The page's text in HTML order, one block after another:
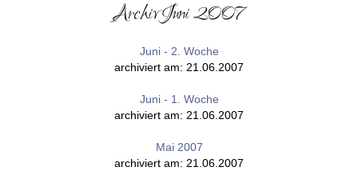
Archiv Juni 2007
Juni - 2. Woche
archiviert am: 21.06.2007
Juni - 1. Woche
archiviert am: 21.06.2007
Mai 2007
archiviert am: 21.06.2007